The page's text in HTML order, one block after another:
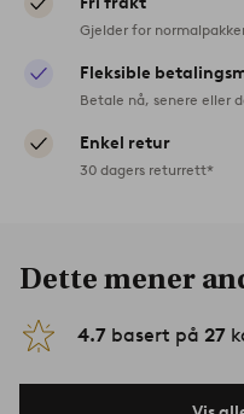
Gjelder for
Fleksible
Betale nå, senere eller
Enkel retur
30 dagers returrett*
Dette mener
4.7 basert på 27